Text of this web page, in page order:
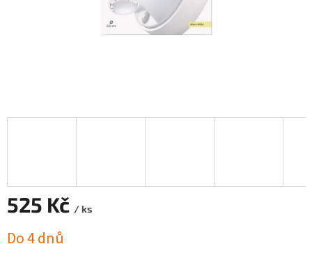
525 Kč / ks
cena:
Do 4 dnů